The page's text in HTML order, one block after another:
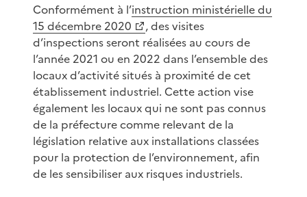
Conformément à l’instruction ministérielle du
15 décembre 2020
, des visites
d’inspections seront réalisées au cours de
l’année 2021 ou en 2022 dans l’ensemble des
locaux d’activité situés à proximité de cet
établissement industriel. Cette action vise
également les locaux qui ne sont pas connus
de la préfecture comme relevant de la
législation relative aux installations classées
pour la protection de l’environnement, afin
de les sensibiliser aux risques industriels.